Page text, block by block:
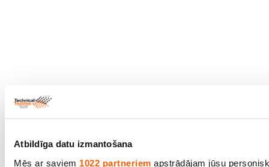
Atbildīga datu izmantošana
Mēs ar saviem 1022 partneriem apstrādājam jūsu